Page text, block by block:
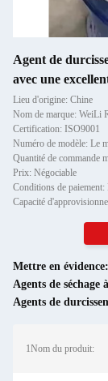
Agent de
avec une
Lieu d'origine: Chine
Nom de marque: WeiLi
Certification: ISO9001
Numéro de modèle: Le
Quantité de commande
Prix: Négociable
Conditions de
Capacité
Mettre en évidence:
Agents de séchage
Agents de
1Nom du produit: